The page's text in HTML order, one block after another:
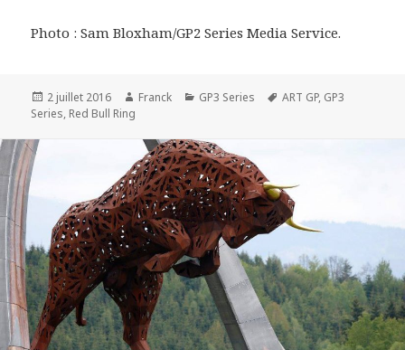
Photo : Sam Bloxham/GP2 Series Media Service.
Publié
le
2 juillet 2016 Auteur
Franck Catégories
GP3 Series
Mots-
ART GP, GP3
Series, Red Bull Ring